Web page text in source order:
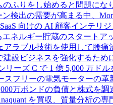
のふりをし始めると問題にな
検出の需要が高まる中、
向けの AI 顧客インテリ
ネルギー貯蔵のスタートア
アラブル技術を使用して腰
建設ビジネスを強化するため
リーズ C で 1 億 5,000 万ド
スフリーの電気モーターの革
万ポンドの負債と株式を調
を買収、質量分析の